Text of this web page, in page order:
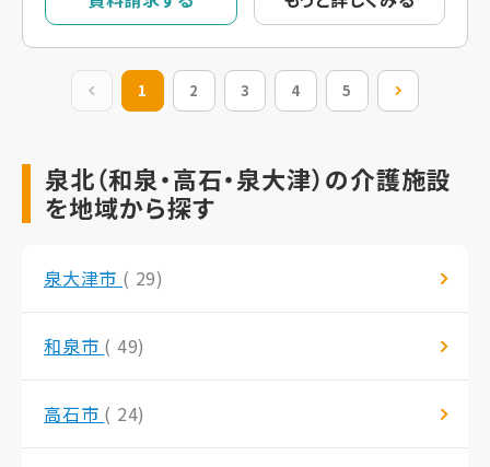
前の20件
1 2 3 4 5
泉北（和泉・高石・泉大津）の介護施設
を地域から探す
泉大津市 ( 29)
和泉市 ( 49)
高石市 ( 24)